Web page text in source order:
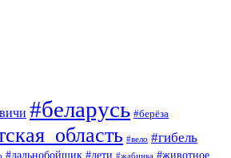
#беларусь #берёза
#вело #гибель
#дальнобойщик #дети #жабинка #животное